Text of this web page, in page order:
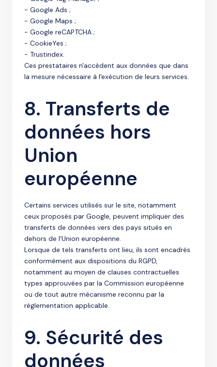
- Google Ads ;
- Google Maps ;
- Google reCAPTCHA ;
- CookieYes ;
- Trustindex.
Ces prestataires n'accèdent aux données que dans
la mesure nécessaire à l'exécution de leurs services.
8. Transferts de
données hors
Union
européenne
Certains services utilisés sur le site, notamment
ceux proposés par Google, peuvent impliquer des
transferts de données vers des pays situés en
dehors de l'Union européenne.
Lorsque de tels transferts ont lieu, ils sont encadrés
conformément aux dispositions du RGPD,
notamment au moyen de clauses contractuelles
types approuvées par la Commission européenne
ou de tout autre mécanisme reconnu par la
réglementation applicable.
9. Sécurité des
données